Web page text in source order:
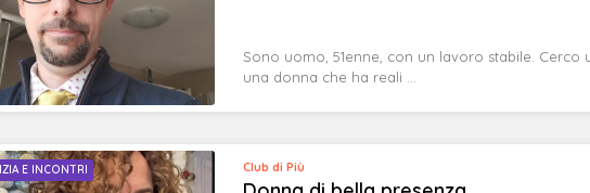
Sono uomo, 51enne, con un lavoro stabile. Cerco
una donna che ha reali ...
E INCONTRI Club di Più